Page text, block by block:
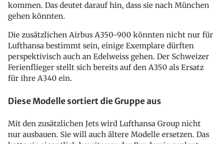
kommen. Das deutet darauf hin, dass sie nach München
gehen könnten.
Die zusätzlichen Airbus A350-900 könnten nicht nur für
Lufthansa bestimmt sein, einige Exemplare dürften
perspektivisch auch an Edelweiss gehen. Der Schweizer
Ferienflieger stellt sich bereits auf den A350 als Ersatz
für ihre A340 ein.
Diese Modelle sortiert die Gruppe aus
Mit den zusätzlichen Jets wird Lufthansa Group nicht
nur ausbauen. Sie will auch ältere Modelle ersetzen. Das